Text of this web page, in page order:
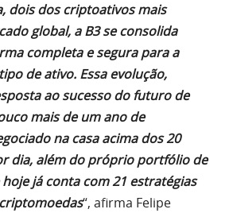
dois dos criptoativos mais
global, a B3 se consolida
completa e segura para a
de ativo. Essa evolução,
ao sucesso do futuro de
mais de um ano de
na casa acima dos 20
dia, além do próprio portfólio de
já conta com 21 estratégias
“, afirma Felipe